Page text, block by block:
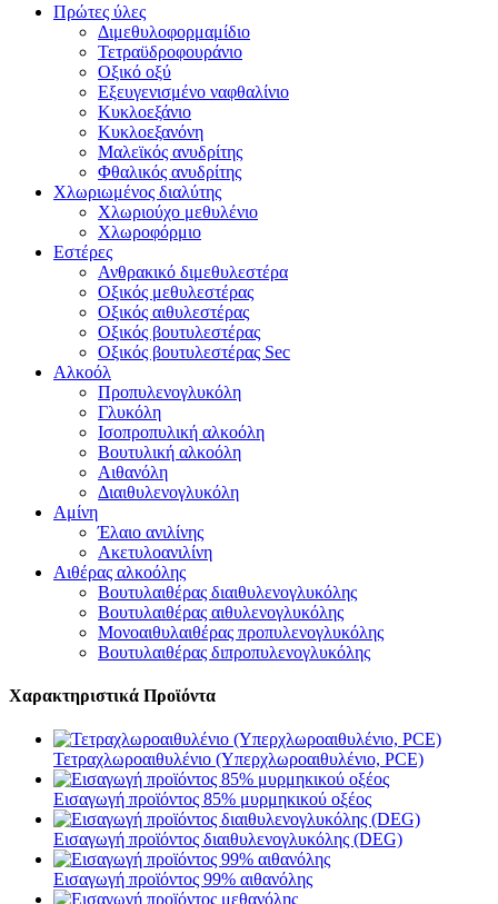
Πρώτες ύλες
Διμεθυλοφορμαμίδιο
Τετραϋδροφουράνιο
Οξικό οξύ
Εξευγενισμένο ναφθαλίνιο
Κυκλοεξάνιο
Κυκλοεξανόνη
Μαλεϊκός ανυδρίτης
Φθαλικός ανυδρίτης
Χλωριωμένος διαλύτης
Χλωριούχο μεθυλένιο
Χλωροφόρμιο
Εστέρες
Ανθρακικό διμεθυλεστέρα
Οξικός μεθυλεστέρας
Οξικός αιθυλεστέρας
Οξικός βουτυλεστέρας
Οξικός βουτυλεστέρας Sec
Αλκοόλ
Προπυλενογλυκόλη
Γλυκόλη
Ισοπροπυλική αλκοόλη
Βουτυλική αλκοόλη
Αιθανόλη
Διαιθυλενογλυκόλη
Αμίνη
Έλαιο ανιλίνης
Ακετυλοανιλίνη
Αιθέρας αλκοόλης
Βουτυλαιθέρας διαιθυλενογλυκόλης
Βουτυλαιθέρας αιθυλενογλυκόλης
Μονοαιθυλαιθέρας προπυλενογλυκόλης
Βουτυλαιθέρας διπροπυλενογλυκόλης
Χαρακτηριστικά Προϊόντα
Τετραχλωροαιθυλένιο (Υπερχλωροαιθυλένιο, PCE)
Εισαγωγή προϊόντος 85% μυρμηκικού οξέος
Εισαγωγή προϊόντος διαιθυλενογλυκόλης (DEG)
Εισαγωγή προϊόντος 99% αιθανόλης